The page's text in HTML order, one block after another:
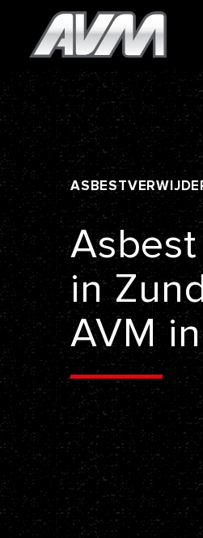
Asbest
in
AVM